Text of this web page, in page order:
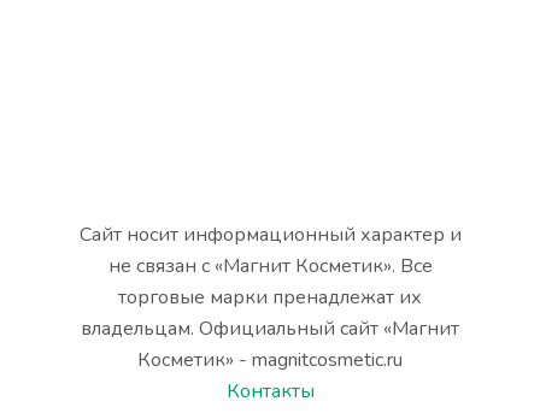
Сайт носит информационный характер и
не связан с «Магнит Косметик». Все
торговые марки пренадлежат их
владельцам. Официальный сайт «Магнит
Косметик» - magnitcosmetic.ru
Контакты